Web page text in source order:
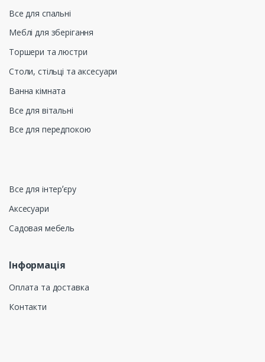
Все для спальні
Меблі для зберігання
Торшери та люстри
Столи, стільці та аксесуари
Ванна кімната
Все для вітальні
Все для передпокою
Все для інтерʼєру
Аксесуари
Садовая мебель
Інформація
Оплата та доставка
Контакти